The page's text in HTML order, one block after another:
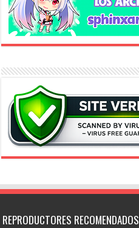
REPRODUCTORES RECOMENDADOS